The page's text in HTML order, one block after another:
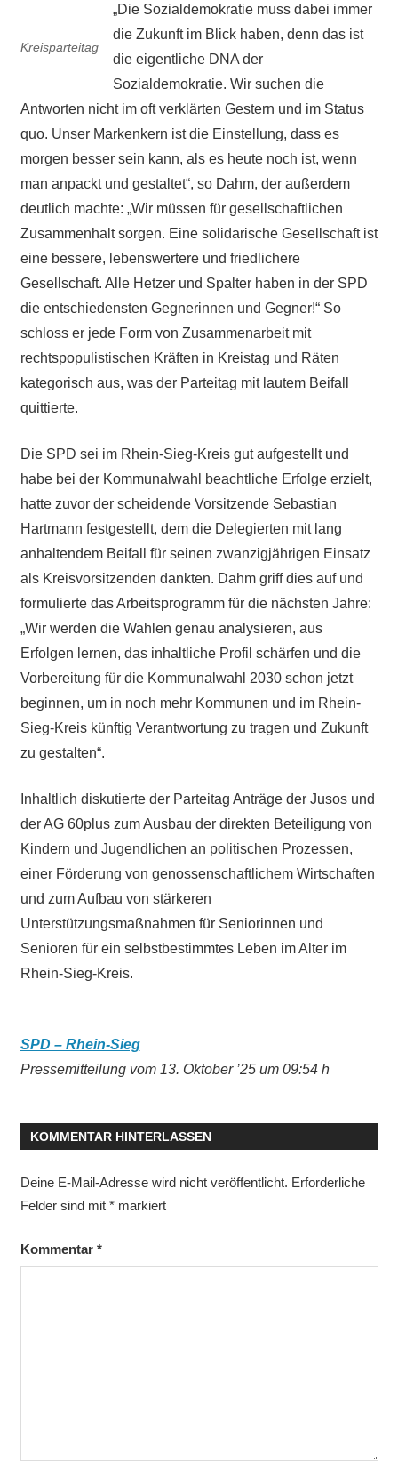
Kreisparteitag
„Die Sozialdemokratie muss dabei immer
die Zukunft im Blick haben, denn das ist
die eigentliche DNA der
Sozialdemokratie. Wir suchen die
Antworten nicht im oft verklärten Gestern und im Status
quo. Unser Markenkern ist die Einstellung, dass es
morgen besser sein kann, als es heute noch ist, wenn
man anpackt und gestaltet“, so Dahm, der außerdem
deutlich machte: „Wir müssen für gesellschaftlichen
Zusammenhalt sorgen. Eine solidarische Gesellschaft ist
eine bessere, lebenswertere und friedlichere
Gesellschaft. Alle Hetzer und Spalter haben in der SPD
die entschiedensten Gegnerinnen und Gegner!“ So
schloss er jede Form von Zusammenarbeit mit
rechtspopulistischen Kräften in Kreistag und Räten
kategorisch aus, was der Parteitag mit lautem Beifall
quittierte.
Die SPD sei im Rhein-Sieg-Kreis gut aufgestellt und
habe bei der Kommunalwahl beachtliche Erfolge erzielt,
hatte zuvor der scheidende Vorsitzende Sebastian
Hartmann festgestellt, dem die Delegierten mit lang
anhaltendem Beifall für seinen zwanzigjährigen Einsatz
als Kreisvorsitzenden dankten. Dahm griff dies auf und
formulierte das Arbeitsprogramm für die nächsten Jahre:
„Wir werden die Wahlen genau analysieren, aus
Erfolgen lernen, das inhaltliche Profil schärfen und die
Vorbereitung für die Kommunalwahl 2030 schon jetzt
beginnen, um in noch mehr Kommunen und im Rhein-
Sieg-Kreis künftig Verantwortung zu tragen und Zukunft
zu gestalten“.
Inhaltlich diskutierte der Parteitag Anträge der Jusos und
der AG 60plus zum Ausbau der direkten Beteiligung von
Kindern und Jugendlichen an politischen Prozessen,
einer Förderung von genossenschaftlichem Wirtschaften
und zum Aufbau von stärkeren
Unterstützungsmaßnahmen für Seniorinnen und
Senioren für ein selbstbestimmtes Leben im Alter im
Rhein-Sieg-Kreis.
SPD – Rhein-Sieg
Pressemitteilung vom 13. Oktober ’25 um 09:54 h
KOMMENTAR HINTERLASSEN
Deine E-Mail-Adresse wird nicht veröffentlicht. Erforderliche
Felder sind mit *markiert
Kommentar *